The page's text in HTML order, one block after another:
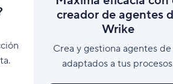
creador de agentes
Wrike
Crea y gestiona agentes
adaptados a tus